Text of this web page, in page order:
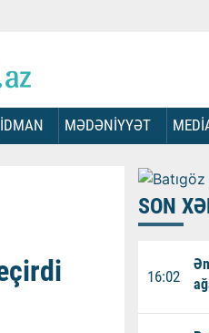
İDMAN MƏDƏNİYYƏT
SON
16:02